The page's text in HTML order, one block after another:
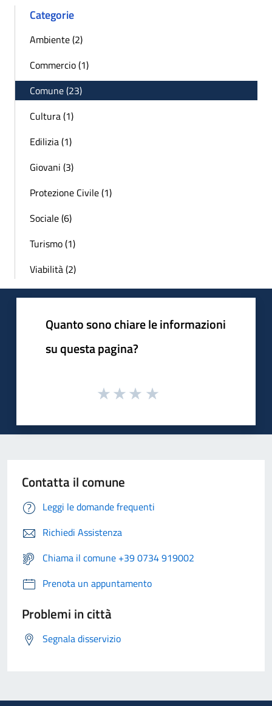
Categorie
Ambiente (2)
Commercio (1)
Comune (23)
Cultura (1)
Edilizia (1)
Giovani (3)
Protezione Civile (1)
Sociale (6)
Turismo (1)
Viabilità (2)
Quanto sono chiare le informazioni
su questa pagina?
Contatta il comune
Leggi le domande frequenti
Richiedi Assistenza
Chiama il comune +39 0734 919002
Prenota un appuntamento
Problemi in città
Segnala disservizio